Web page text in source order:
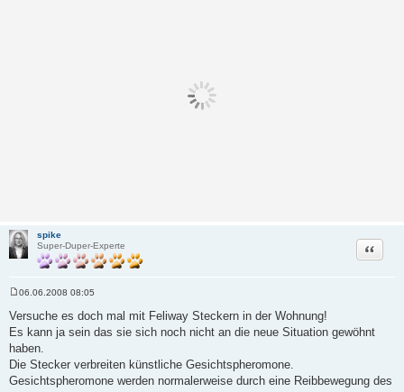
spike
Super-Duper-Experte
Zitat
i
t
a
g
06.06.2008 08:05
Versuche es doch mal mit Feliway Steckern in der Wohnung!
Es kann ja sein das sie sich noch nicht an die neue Situation gewöhnt
haben.
Die Stecker verbreiten künstliche Gesichtspheromone.
Gesichtspheromone werden normalerweise durch eine Reibbewegung des